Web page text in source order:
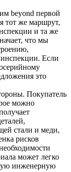
beyond первой
тот же маршрут,
и та же
что мы
инспекции. Если
это
Покупатель
можно
стали и меди,
рисков
может легко
инженерную